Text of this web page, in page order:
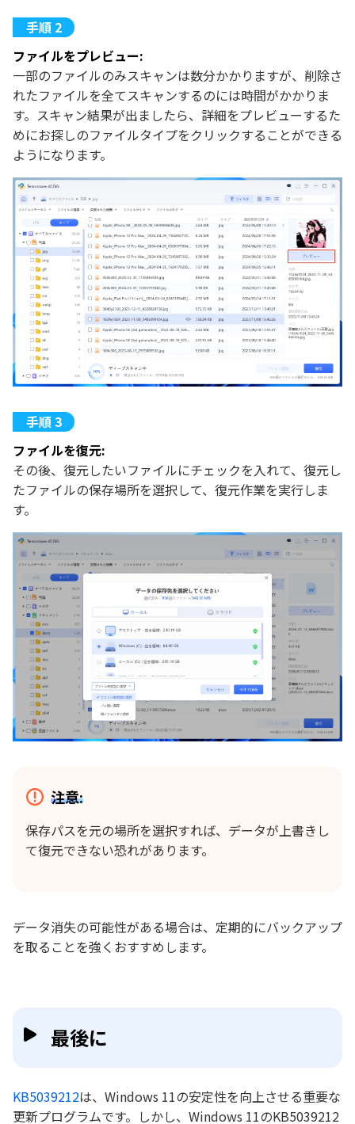
ファイルをプレビュー:
一部のファイルのみスキャンは数分かかりますが、削除さ
れたファイルを全てスキャンするのには時間がかかりま
す。スキャン結果が出ましたら、詳細をプレビューするた
めにお探しのファイルタイプをクリックすることができる
ようになります。
ファイルを復元:
その後、復元したいファイルにチェックを入れて、復元し
たファイルの保存場所を選択して、復元作業を実行しま
す。
注意:
保存パスを元の場所を選択すれば、データが上書きし
て復元できない恐れがあります。
データ消失の可能性がある場合は、定期的にバックアップ
を取ることを強くおすすめします。
最後に
KB5039212は、Windows 11の安定性を向上させる重要な
更新プログラムです。しかし、Windows 11のKB5039212